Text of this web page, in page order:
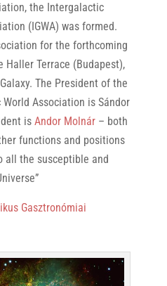
the Intergalactic
(IGWA) was formed.
for the forthcoming
Terrace (Budapest),
The President of the
Association is Sándor
is Andor Molnár– both
functions and positions
all the susceptible and
Gasztronómiai